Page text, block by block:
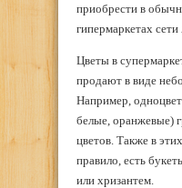
приобрести в
гипермаркетах
Цветы в
продают в виде
Например,
белые, оранжевые)
цветов. Также в
правило, есть
или хризантем.